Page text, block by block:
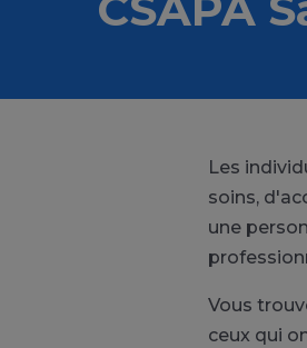
Les
soins,
une
Vous
ceux qui